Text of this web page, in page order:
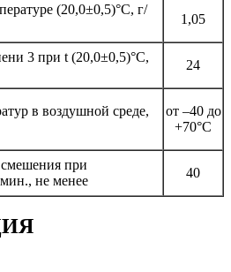
(20,0±0,5)°С, г/
1,05
3 при t (20,0±0,5)°С,
24
в воздушной среде,
от –40 до
+70°С
при
не менее
40